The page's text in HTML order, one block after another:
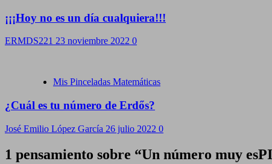
¡¡¡Hoy no es un día cualquiera!!!
ERMDS221 23 noviembre 2022 0
Mis Pinceladas Matemáticas
¿Cuál es tu número de Erdős?
José Emilio López García 26 julio 2022 0
1 pensamiento sobre “Un número muy